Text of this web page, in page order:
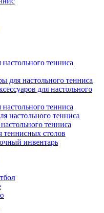
тенниса
для настольного тенниса
для настольного
тенниса
настольного тенниса
тенниса
теннисных столов
инвентарь